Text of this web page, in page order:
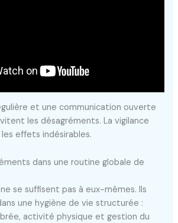
et une communication ouverte
les désagréments. La vigilance
effets indésirables.
dans une routine globale de
se suffisent pas à eux-mêmes. Ils
une hygiène de vie structurée :
activité physique et gestion du